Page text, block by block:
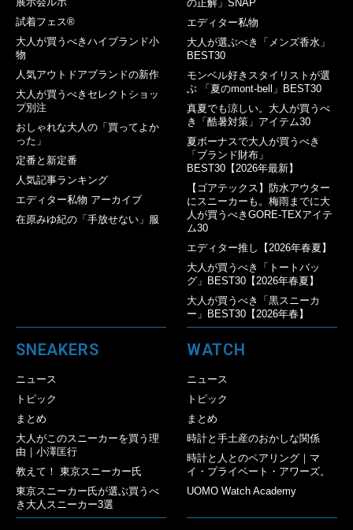
試着フェス®︎
大人が買うべきハイブランド小
物
人気アウトドアブランドの新作
大人が買うべきセレクトショッ
プ別注
おしゃれな大人の「買ってよか
った」
定番と新定番
人気記事ランキング
エディター私物 アーカイブ
在原みゆ紀の「手放せない」服
の正解」SNAP
エディター私物
大人が選ぶべき「メンズ香水」
BEST30
モンベル好きスタイリストが選
ぶ 「夏のmont-bell」BEST30
真夏でも涼しい。大人が買うべ
き「酷暑対策」アイテム30
夏ボーナスで大人が買うべき
「ブランド財布」
BEST30【2026年最新】
【ゴアテックス】防水アウター
にスニーカーも。梅雨までに大
人が買うべきGORE-TEXアイテ
ム30
エディター推し【2026年春夏】
大人が買うべき「トートバッ
グ」BEST30【2026年春夏】
大人が買うべき「黒スニーカ
ー」BEST30【2026年春】
SNEAKERS
ニュース
トピック
まとめ
大人がこのスニーカーを買う理
由｜小澤匡行
教えて！ 東京スニーカー氏
東京スニーカー氏が選ぶ買うべ
き大人スニーカー3選
WATCH
ニュース
トピック
まとめ
時計と手土産のおかしな関係
時計と人とのペアリング｜マ
イ・プライベート・アワーズ。
UOMO Watch Academy